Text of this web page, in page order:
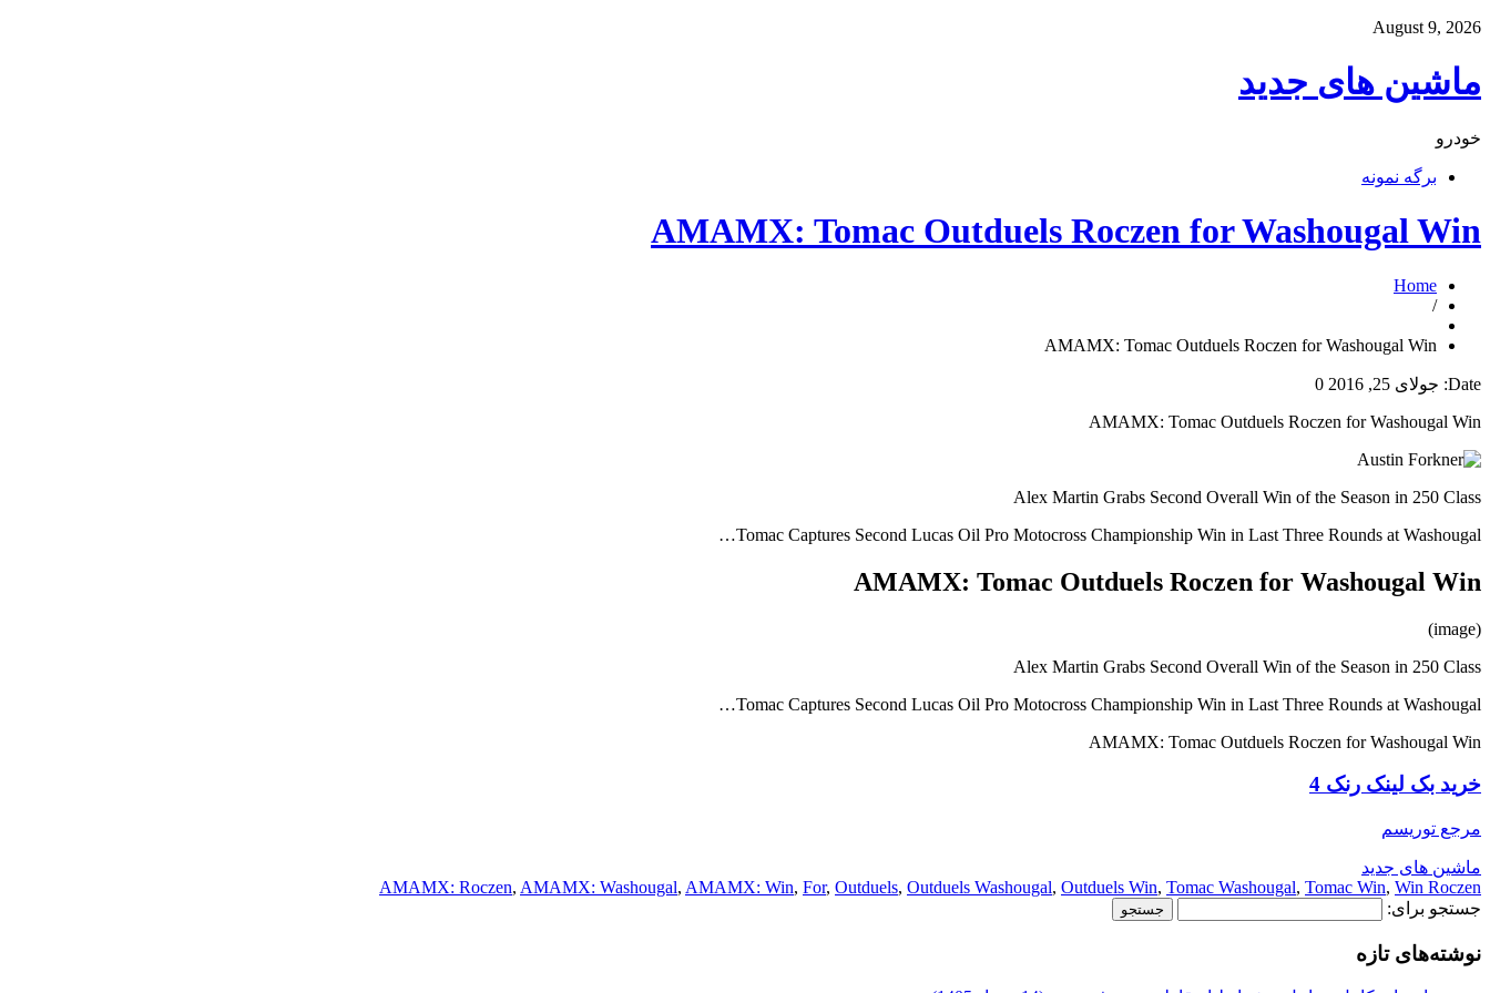
August 9, 2026
ماشین های جدید
خودرو
برگه نمونه
AMAMX: Tomac Outduels Roczen for Washougal Win
Home
/
AMAMX: Tomac Outduels Roczen for Washougal Win
Date: جولای 25, 2016
0
AMAMX: Tomac Outduels Roczen for Washougal Win
Alex Martin Grabs Second Overall Win of the Season in 250 Class
Tomac Captures Second Lucas Oil Pro Motocross Championship Win in Last Three Rounds at Washougal…
AMAMX: Tomac Outduels Roczen for Washougal Win
(image)
Alex Martin Grabs Second Overall Win of the Season in 250 Class
Tomac Captures Second Lucas Oil Pro Motocross Championship Win in Last Three Rounds at Washougal…
AMAMX: Tomac Outduels Roczen for Washougal Win
خرید بک لینک رنک 4
مرجع توریسم
ماشین های جدید
AMAMX: Roczen, AMAMX: Washougal, AMAMX: Win, For, Outduels, Outduels Washougal, Outduels Win, Tomac Washougal, Tomac Win, Win Roczen
جستجو برای:
نوشته‌های تازه